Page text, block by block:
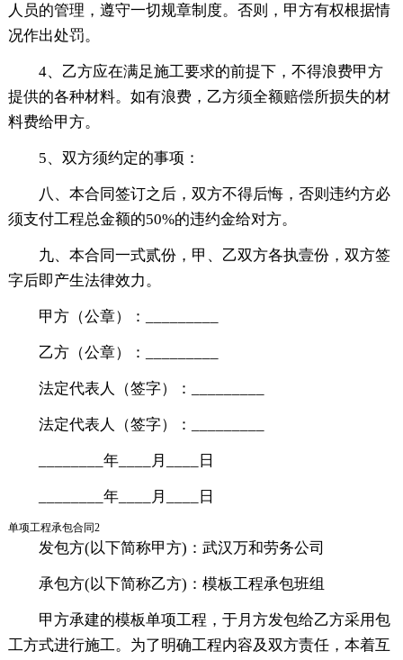
人员的管理，遵守一切规章制度。否则，甲方有权根据情
况作出处罚。
4、乙方应在满足施工要求的前提下，不得浪费甲方
提供的各种材料。如有浪费，乙方须全额赔偿所损失的材
料费给甲方。
5、双方须约定的事项：
八、本合同签订之后，双方不得后悔，否则违约方必
须支付工程总金额的50%的违约金给对方。
九、本合同一式贰份，甲、乙双方各执壹份，双方签
字后即产生法律效力。
甲方（公章）：_________
乙方（公章）：_________
法定代表人（签字）：_________
法定代表人（签字）：_________
________年____月____日
________年____月____日
单项工程承包合同2
发包方(以下简称甲方)：武汉万和劳务公司
承包方(以下简称乙方)：模板工程承包班组
甲方承建的模板单项工程，于月方发包给乙方采用包
工方式进行施工。为了明确工程内容及双方责任，本着互